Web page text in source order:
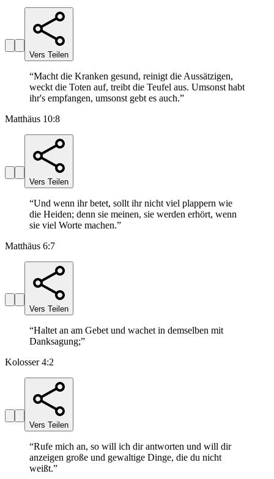
Vers Teilen
“Macht die Kranken gesund, reinigt die Aussätzigen,
weckt die Toten auf, treibt die Teufel aus. Umsonst habt
ihr's empfangen, umsonst gebt es auch.”
Matthäus 10:8
Vers Teilen
“Und wenn ihr betet, sollt ihr nicht viel plappern wie
die Heiden; denn sie meinen, sie werden erhört, wenn
sie viel Worte machen.”
Matthäus 6:7
Vers Teilen
“Haltet an am Gebet und wachet in demselben mit
Danksagung;”
Kolosser 4:2
Vers Teilen
“Rufe mich an, so will ich dir antworten und will dir
anzeigen große und gewaltige Dinge, die du nicht
weißt.”